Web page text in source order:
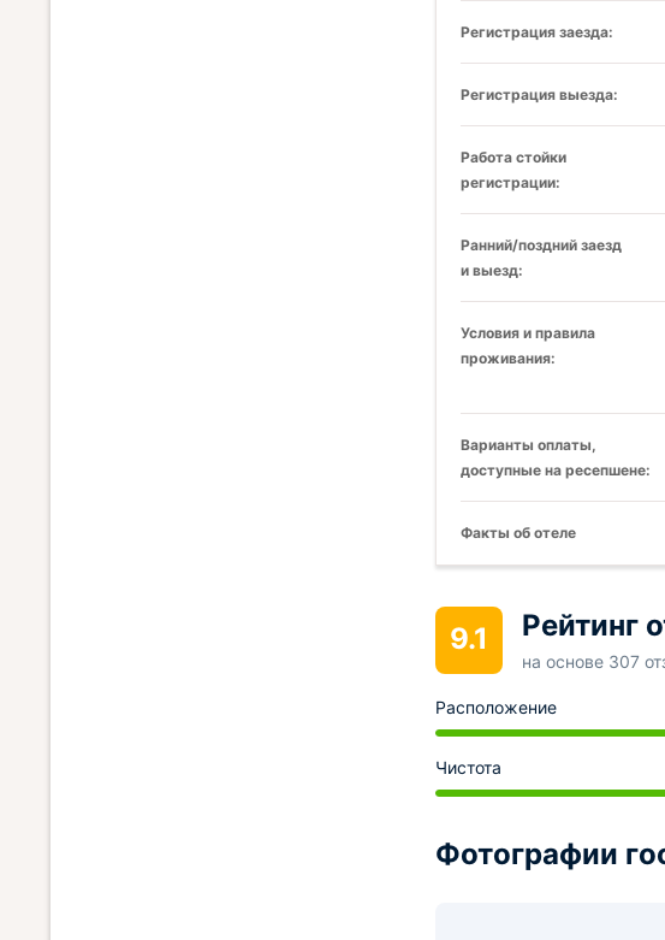
Регистрация заезда:
Регистрация выезда:
Работа стойки
регистрации:
Ранний/поздний заезд
и выезд:
Условия и правила
проживания:
Варианты оплаты,
доступные на ресепшене:
Факты об отеле
9.1 Рейтинг
на основе 307
Расположение
Чистота
Фотографии